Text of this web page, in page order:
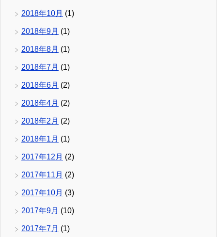
2018年10月 (1)
2018年9月 (1)
2018年8月 (1)
2018年7月 (1)
2018年6月 (2)
2018年4月 (2)
2018年2月 (2)
2018年1月 (1)
2017年12月 (2)
2017年11月 (2)
2017年10月 (3)
2017年9月 (10)
2017年7月 (1)